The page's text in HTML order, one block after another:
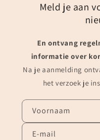
Meld je aan
En ontvang
informatie over
Na je aanmelding
het verzoek je
Voornaam
E‑mail